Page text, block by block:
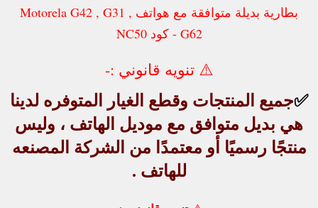
بطارية بديلة متوافقة مع هواتف Motorela G42 , G31 ,
G62 - كود NC50
⚠️ تنويه قانوني :-
✅جميع المنتجات وقطع الغيار المتوفره لدينا
هي بديل متوافق مع موديل الهاتف ، وليس
منتجًا رسميًا أو معتمدًا من الشركة المصنعه
للهاتف .